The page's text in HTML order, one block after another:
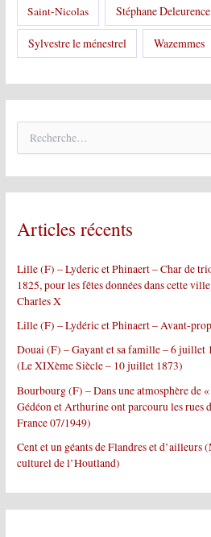
Saint-Nicolas Stéphane Deleurence
Sylvestre le ménestrel Wazemmes
h
e
c
r
:
Articles récents
Lille (F) – Lyderic et Phinaert – Char de
1825, pour les fêtes données dans cette
Charles X
Lille (F) – Lydéric et Phinaert – Avant-
Douai (F) – Gayant et sa famille – 6 juillet
(Le XIXème Siècle – 10 juillet 1873)
Bourbourg (F) – Dans une atmosphère de
Gédéon et Arthurine ont parcouru les rues
France 07/1949)
Cent et un géants de Flandres et d’ailleurs
culturel de l’Houtland)